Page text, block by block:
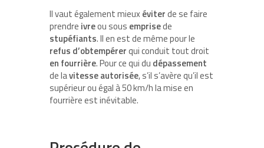
Il vaut également mieuxéviterde se faire
prendre ivreou sous emprisede
stupéfiants. Il en est de même pour le
refus d’obtempérerqui conduit tout droit
en fourrière. Pour ce qui du dépassement
de lavitesseautorisée, s’il s’avère qu’il est
supérieur ou égal à 50 km/h la mise en
fourrière est inévitable.